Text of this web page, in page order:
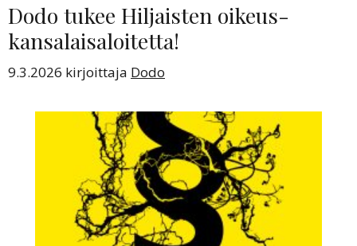
Dodo tukee Hiljaisten oikeus-
kansalaisaloitetta!
9.3.2026 kirjoittaja Dodo